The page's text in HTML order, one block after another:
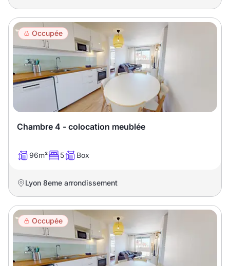
Occupée
Chambre 4 - colocation meublée
96m² 5 Box
Lyon 8eme arrondissement
Occupée